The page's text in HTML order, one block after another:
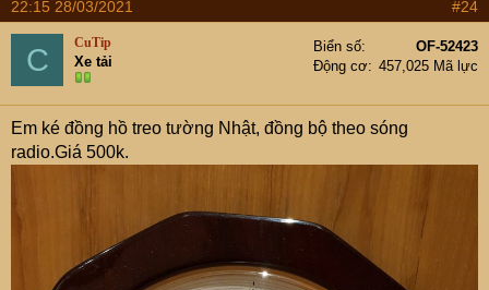
22:15 28/03/2021 #24
C CuTip
Xe tải
Biển số
OF-52423
Động cơ
457,025 Mã lực
Em ké đồng hồ treo tường Nhật, đồng bộ theo sóng
radio.Giá 500k.